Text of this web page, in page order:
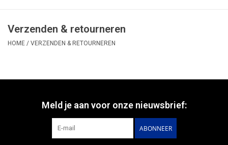
Camera's
Objectherkenning
Verzenden & retourneren
HOME / VERZENDEN & RETOURNEREN
Meld je aan voor onze nieuwsbrief:
ABONNEER